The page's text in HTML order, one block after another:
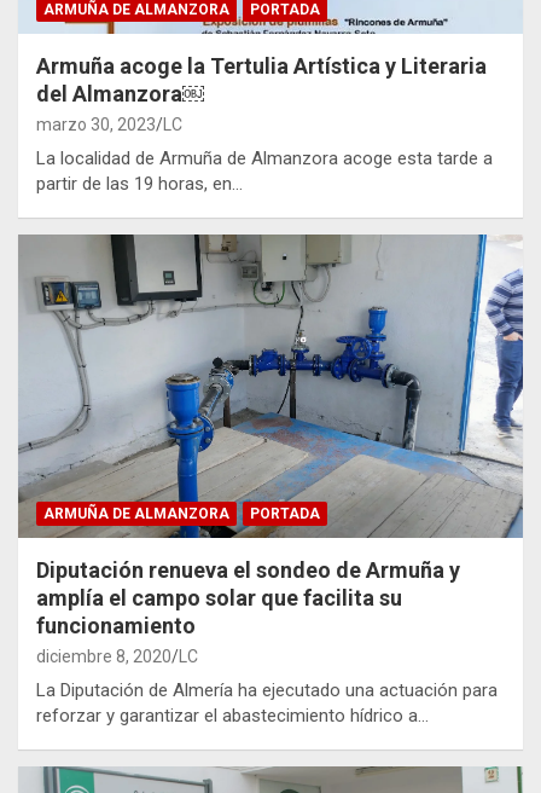
ARMUÑA DE ALMANZORA PORTADA
Armuña acoge la Tertulia Artística y Literaria
del Almanzora￼
marzo 30, 2023 LC
La localidad de Armuña de Almanzora acoge esta tarde a
partir de las 19 horas, en…
ARMUÑA DE ALMANZORA PORTADA
Diputación renueva el sondeo de Armuña y
amplía el campo solar que facilita su
funcionamiento
diciembre 8, 2020 LC
La Diputación de Almería ha ejecutado una actuación para
reforzar y garantizar el abastecimiento hídrico a…